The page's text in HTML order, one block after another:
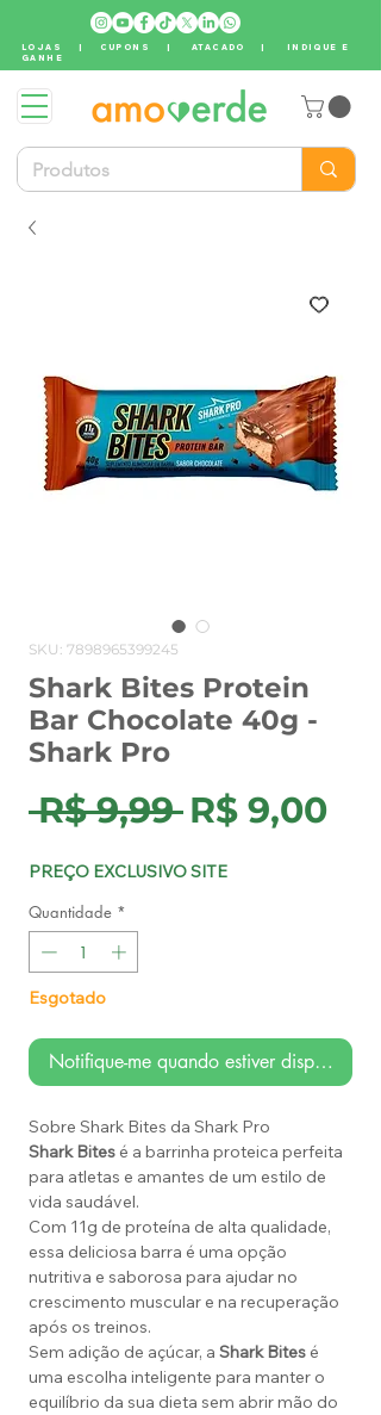
LOJAS | CUPONS |ATACADO | INDIQUE E
GANHE
SKU: 7898965399245
Shark Bites Protein
Bar Chocolate 40g -
Shark Pro
R$ 9,99 Preço
normal
R$ 9,00
PREÇO EXCLUSIVO SITE
Quantidade *
Esgotado
Notifique-me quando estiver disponível
Sobre Shark Bites da Shark Pro
Shark Bites é a barrinha proteica perfeita
para atletas e amantes de um estilo de
vida saudável.
Com 11g de proteína de alta qualidade,
essa deliciosa barra é uma opção
nutritiva e saborosa para ajudar no
crescimento muscular e na recuperação
após os treinos.
Sem adição de açúcar, a Shark Bites é
uma escolha inteligente para manter o
equilíbrio da sua dieta sem abrir mão do